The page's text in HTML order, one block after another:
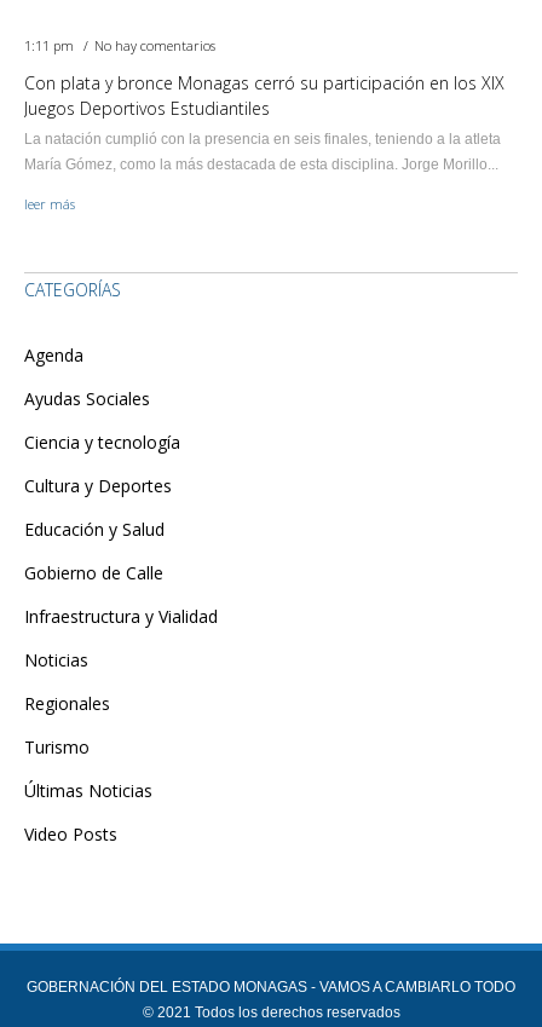
1:11 pm No hay comentarios
Con plata y bronce Monagas cerró su participación en los XIX
Juegos Deportivos Estudiantiles
La natación cumplió con la presencia en seis finales, teniendo a la atleta
María Gómez, como la más destacada de esta disciplina. Jorge Morillo...
leer más
CATEGORÍAS
Agenda
Ayudas Sociales
Ciencia y tecnología
Cultura y Deportes
Educación y Salud
Gobierno de Calle
Infraestructura y Vialidad
Noticias
Regionales
Turismo
Últimas Noticias
Video Posts
GOBERNACIÓN DEL ESTADO MONAGAS - VAMOS A CAMBIARLO TODO
© 2021 Todos los derechos reservados